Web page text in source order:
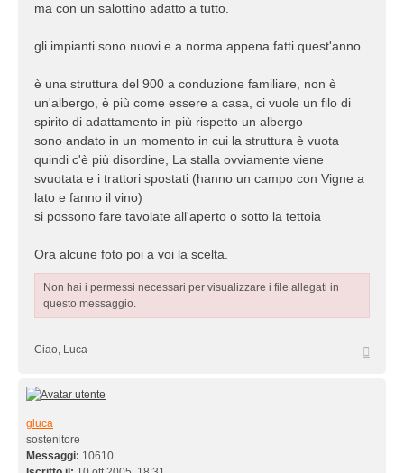
ma con un salottino adatto a tutto.
gli impianti sono nuovi e a norma appena fatti quest'anno.
è una struttura del 900 a conduzione familiare, non è
un'albergo, è più come essere a casa, ci vuole un filo di
spirito di adattamento in più rispetto un albergo
sono andato in un momento in cui la struttura è vuota
quindi c'è più disordine, La stalla ovviamente viene
svuotata e i trattori spostati (hanno un campo con Vigne a
lato e fanno il vino)
si possono fare tavolate all'aperto o sotto la tettoia
Ora alcune foto poi a voi la scelta.
Non hai i permessi necessari per visualizzare i file allegati in
questo messaggio.
Ciao, Luca
gluca
sostenitore
Messaggi: 10610